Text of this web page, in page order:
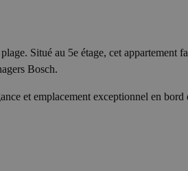
Situé au 5e étage, cet appartement
Bosch.
et emplacement exceptionnel en bord